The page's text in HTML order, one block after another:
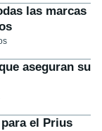
las marcas
aseguran su
el Prius